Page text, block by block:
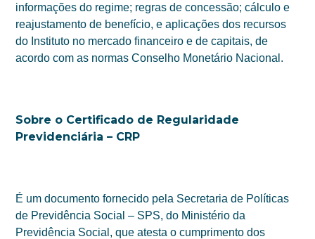
informações do regime; regras de concessão; cálculo e
reajustamento de benefício, e aplicações dos recursos
do Instituto no mercado financeiro e de capitais, de
acordo com as normas Conselho Monetário Nacional.
Sobre o Certificado de Regularidade
Previdenciária – CRP
É um documento fornecido pela Secretaria de Políticas
de Previdência Social – SPS, do Ministério da
Previdência Social, que atesta o cumprimento dos